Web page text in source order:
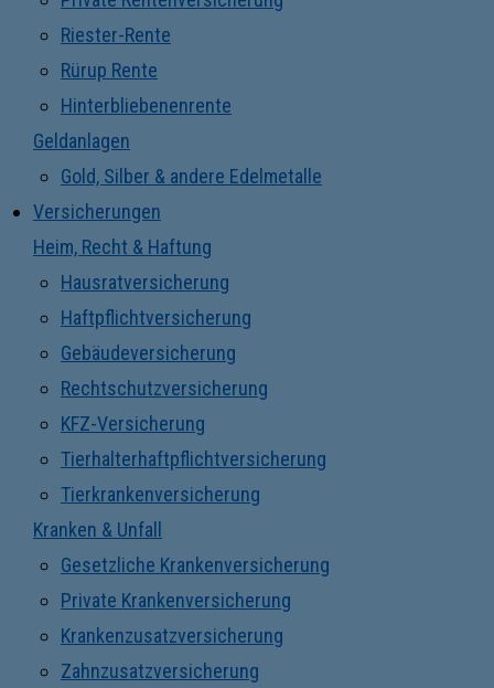
Riester-Rente
Rürup Rente
Hinterbliebenenrente
Geldanlagen
Gold, Silber & andere Edelmetalle
Versicherungen
Heim, Recht & Haftung
Hausratversicherung
Haftpflichtversicherung
Gebäudeversicherung
Rechtschutzversicherung
KFZ-Versicherung
Tierhalterhaftpflichtversicherung
Tierkrankenversicherung
Kranken & Unfall
Gesetzliche Krankenversicherung
Private Krankenversicherung
Krankenzusatzversicherung
Zahnzusatzversicherung